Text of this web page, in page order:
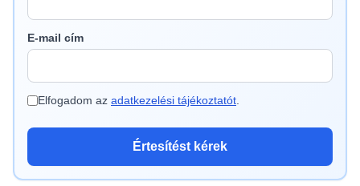
E-mail cím
Elfogadom az adatkezelési tájékoztatót
Értesítést kérek